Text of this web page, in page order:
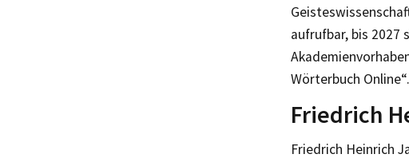
aufrufbar, bis 2027
Wörterbuch Online“.
Friedrich
Friedrich Heinrich